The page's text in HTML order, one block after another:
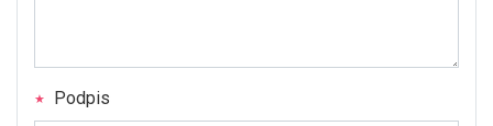
Podpis